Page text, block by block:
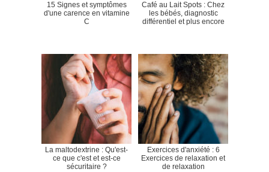
15 Signes et symptômes
d'une carence en vitamine
C
Café au Lait Spots : Chez
les bébés, diagnostic
différentiel et plus encore
La maltodextrine : Qu'est-
ce que c'est et est-ce
sécuritaire ?
Exercices d'anxiété : 6
Exercices de relaxation et
de relaxation